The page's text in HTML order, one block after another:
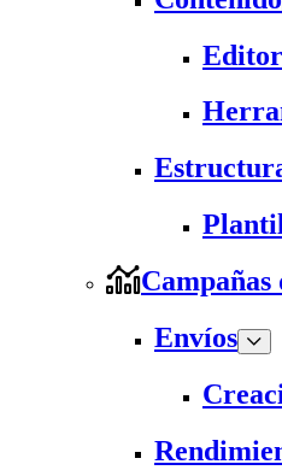
Editor
Campañas
Envíos